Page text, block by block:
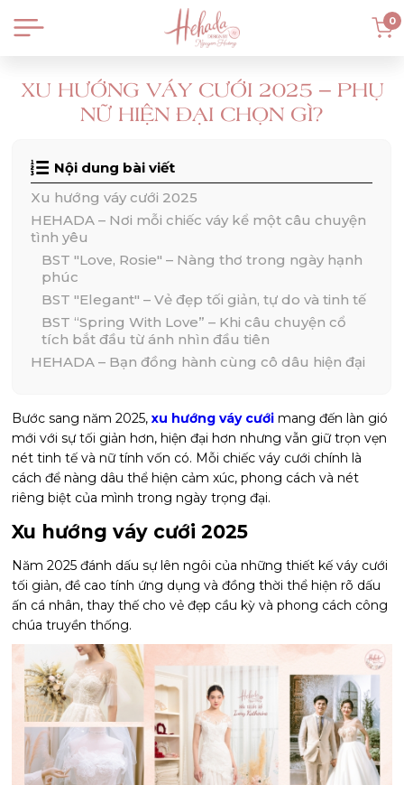
0
XU HƯỚNG VÁY CƯỚI 2025 – PHỤ
NỮ HIỆN ĐẠI CHỌN GÌ?
Nội dung bài viết
Xu hướng váy cưới 2025
HEHADA – Nơi mỗi chiếc váy kể một câu chuyện
tình yêu
BST "Love, Rosie" – Nàng thơ trong ngày hạnh
phúc
BST "Elegant" – Vẻ đẹp tối giản, tự do và tinh tế
BST “Spring With Love” – Khi câu chuyện cổ
tích bắt đầu từ ánh nhìn đầu tiên
HEHADA – Bạn đồng hành cùng cô dâu hiện đại
Bước sang năm 2025,xu hướng váy cưới mang đến làn gió
mới với sự tối giản hơn, hiện đại hơn nhưng vẫn giữ trọn vẹn
nét tinh tế và nữ tính vốn có. Mỗi chiếc váy cưới chính là
cách để nàng dâu thể hiện cảm xúc, phong cách và nét
riêng biệt của mình trong ngày trọng đại.
Xu hướng váy cưới 2025
Năm 2025 đánh dấu sự lên ngôi của những thiết kế váy cưới
tối giản, đề cao tính ứng dụng và đồng thời thể hiện rõ dấu
ấn cá nhân, thay thế cho vẻ đẹp cầu kỳ và phong cách công
chúa truyền thống.